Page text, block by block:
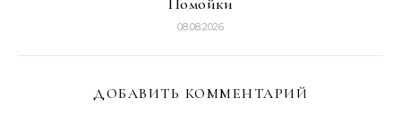
08.08.2026
ДОБАВИТЬ КОММЕНТАРИЙ